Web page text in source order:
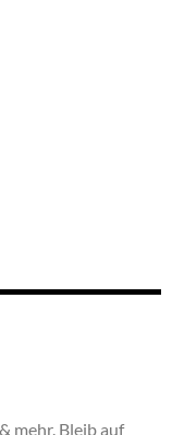
mehr. Bleib auf